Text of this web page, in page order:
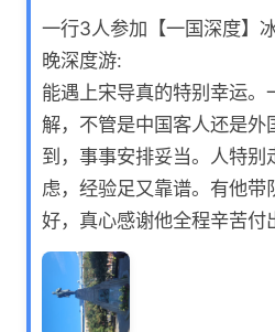
一行3人参加【一国深度】
晚深度游:
能遇上宋导真的特别幸运。
解，不管是中国客人还是外
到，事事安排妥当。人特别
虑，经验足又靠谱。有他带
好，真心感谢他全程辛苦付